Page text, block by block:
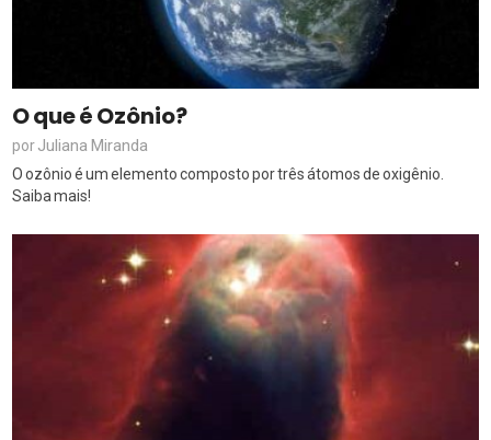
O que é Ozônio?
porJuliana Miranda
O ozônio é um elemento composto por três átomos de oxigênio.
Saiba mais!